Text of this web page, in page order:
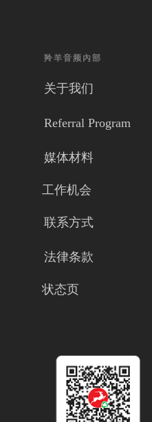
羚羊音频內部
关于我们
Referral Program
媒体材料
工作机会
联系方式
法律条款
状态页